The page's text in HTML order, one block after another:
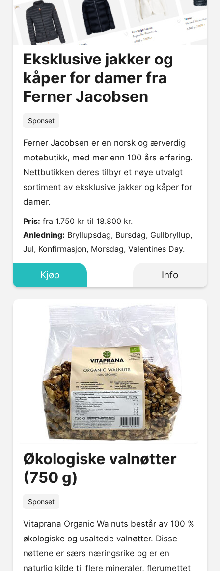
Eksklusive jakker og
kåper for damer fra
Ferner Jacobsen
Sponset
Ferner Jacobsen er en norsk og ærverdig
motebutikk, med mer enn 100 års erfaring.
Nettbutikken deres tilbyr et nøye utvalgt
sortiment av eksklusive jakker og kåper for
damer.
Pris: fra 1.750 kr til 18.800 kr.
Anledning: Bryllupsdag, Bursdag, Gullbryllup,
Jul, Konfirmasjon, Morsdag, Valentines Day.
Info
Kjøp
Økologiske valnøtter
(750 g)
Sponset
Vitaprana Organic Walnuts består av 100 %
økologiske og usaltede valnøtter. Disse
nøttene er særs næringsrike og er en
naturlig kilde til flere mineraler, flerumettet